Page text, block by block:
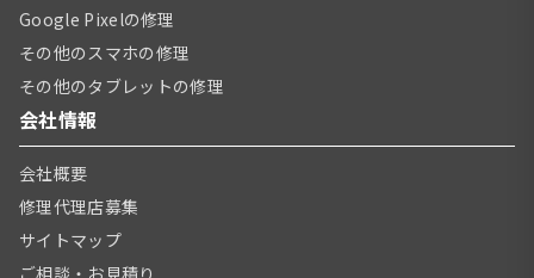
Google Pixelの修理
その他のスマホの修理
その他のタブレットの修理
会社情報
会社概要
修理代理店募集
サイトマップ